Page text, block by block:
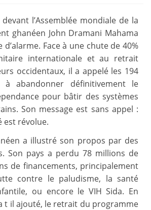
l’Assemblée mondiale de la
ghanéen John Dramani Mahama
Face à une chute de 40%
internationale et au retrait
occidentaux, il a appelé les 194
à abandonner définitivement le
pour bâtir des systèmes
Son message est sans appel :
est révolue.
a illustré son propos par des
Son pays a perdu 78 millions de
de financements, principalement
contre le paludisme, la santé
ou encore le VIH Sida. En
t il ajouté, le retrait du programme